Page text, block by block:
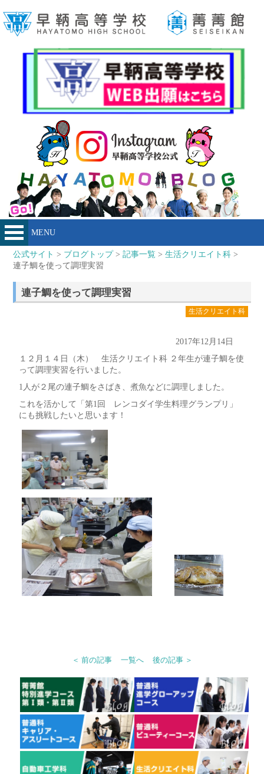
MENU
公式サイト > ブログトップ>記事一覧 >生活クリエイト科 >
連子鯛を使って調理実習
連子鯛を使って調理実習
生活クリエイト科
2017年12月14日
１２月１４日（木） 生活クリエイト科 ２年生が連子鯛を使
って調理実習を行いました。
1人が２尾の連子鯛をさばき、煮魚などに調理しました。
これを活かして「第1回 レンコダイ学生料理グランプリ」
にも挑戦したいと思います！
＜ 前の記事 一覧へ 後の記事 ＞